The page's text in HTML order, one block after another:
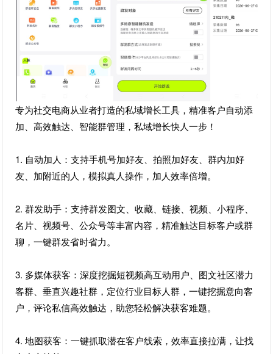
专为社交电商从业者打造的私域增长工具，精准客户自动添
加、高效触达、智能群管理，私域增长快人一步！
1. 自动加人：支持手机号加好友、拍照加好友、群内加好
友、加附近的人，模拟真人操作，加人效率倍增。
2. 群发助手：支持群发图文、收藏、链接、视频、小程序、
名片、视频号、公众号等丰富内容，精准触达目标客户或群
聊，一键群发省时省力。
3. 多媒体获客：深度挖掘短视频高互动用户、图文社区潜力
客群、垂直兴趣社群，定位行业目标人群，一键挖掘意向客
户，评论私信高效触达，助您轻松解决获客难题。
4. 地图获客：一键抓取潜在客户线索，效率直接拉满，让找